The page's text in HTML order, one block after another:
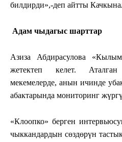
билдирди»,-деп айтты
Адам чыдагыс шарттар
Азиза Абдирасулова
жетектеп келет.
мекемелерде, анын ичинде
абактарында мониторинг
«Клоопко» берген
чыккандардын сөздөрүн